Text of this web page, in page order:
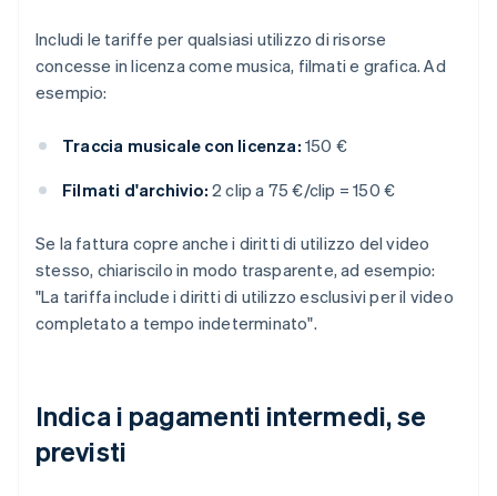
Includi le tariffe per qualsiasi utilizzo di risorse
concesse in licenza come musica, filmati e grafica. Ad
esempio:
Traccia musicale con licenza: 150 €
Filmati d'archivio: 2 clip a 75 €/clip = 150 €
Se la fattura copre anche i diritti di utilizzo del video
stesso, chiariscilo in modo trasparente, ad esempio:
"La tariffa include i diritti di utilizzo esclusivi per il video
completato a tempo indeterminato".
Indica i pagamenti intermedi, se
previsti